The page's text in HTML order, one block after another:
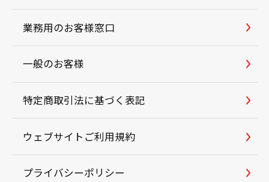
業務用のお客様窓口
一般のお客様
特定商取引法に基づく表記
ウェブサイトご利用規約
プライバシーポリシー